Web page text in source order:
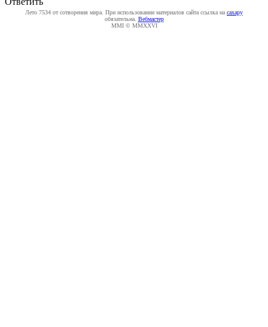
Лето 7534 от сотворения мира. При использовании материалов сайта ссылка на caxapу
обязательна. Вебмастер
MMI © MMXXVI